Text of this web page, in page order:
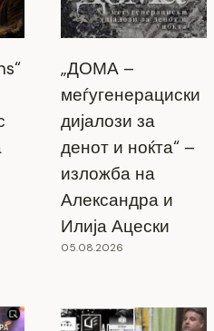
облачно,
дожд и
„ДОМА –
меѓугенерациски
дијалози за
денот и ноќта“ –
изложба на
Александра и
Илија Ацески
05.08.2026